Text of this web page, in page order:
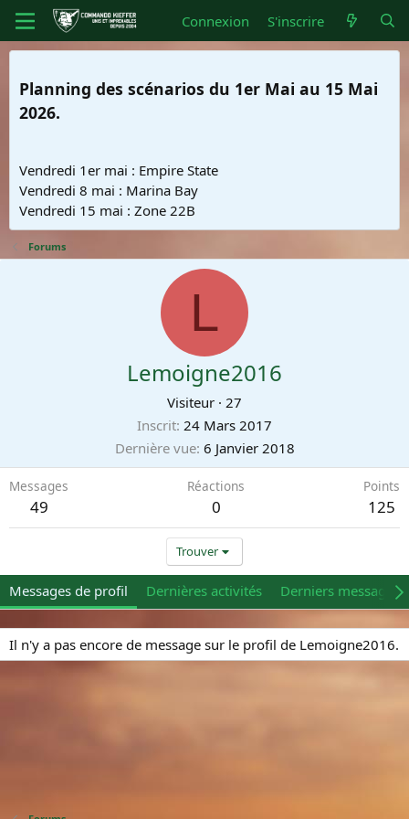
Connexion S'inscrire
Planning des scénarios du 1er Mai au 15 Mai
2026.
Vendredi 1er mai : Empire State
Vendredi 8 mai : Marina Bay
Vendredi 15 mai : Zone 22B
Forums
L
Lemoigne2016
Visiteur · 27
Inscrit 24 Mars 2017
Dernière vue 6 Janvier 2018
Messages
49
Réactions
0
Points
125
Trouver
Messages de profil Dernières activités Derniers messages
Il n'y a pas encore de message sur le profil de Lemoigne2016.